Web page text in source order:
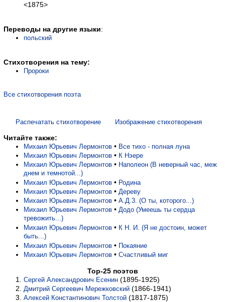
<1875>
Переводы на другие языки:
польский
Стихотворения на тему:
Пророки
Все стихотворения поэта
Распечатать стихотворение Изображение стихотворения
Читайте также:
Михаил Юрьевич Лермонтов • Все тихо - полная луна
Михаил Юрьевич Лермонтов • К Нэере
Михаил Юрьевич Лермонтов • Наполеон (В неверный час, меж
днем и темнотой...)
Михаил Юрьевич Лермонтов • Родина
Михаил Юрьевич Лермонтов • Дереву
Михаил Юрьевич Лермонтов • А.Д.3. (О ты, которого...)
Михаил Юрьевич Лермонтов • Додо (Умеешь ты сердца
тревожить...)
Михаил Юрьевич Лермонтов • К Н. И. (Я не достоин, может
быть...)
Михаил Юрьевич Лермонтов • Покаяние
Михаил Юрьевич Лермонтов • Счастливый миг
Top-25 поэтов
Сергей Александрович Есенин (1895-1925)
Дмитрий Сергеевич Мережковский (1866-1941)
Алексей Константинович Толстой (1817-1875)